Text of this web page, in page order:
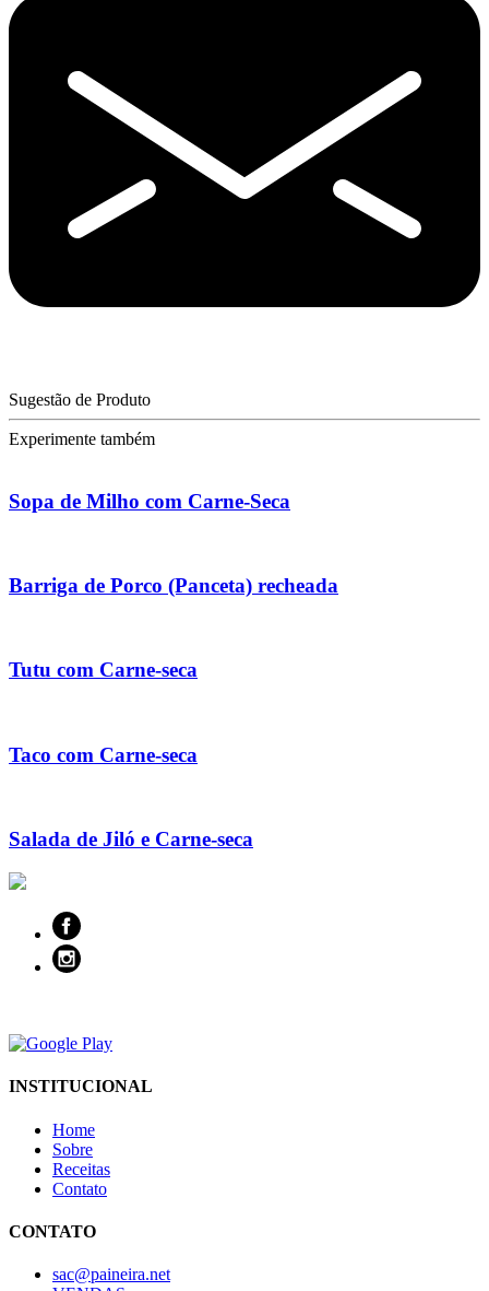
Sugestão de Produto
Experimente também
Sopa de Milho com Carne-Seca
Barriga de Porco (Panceta) recheada
Tutu com Carne-seca
Taco com Carne-seca
Salada de Jiló e Carne-seca
INSTITUCIONAL
Home
Sobre
Receitas
Contato
CONTATO
sac@paineira.net